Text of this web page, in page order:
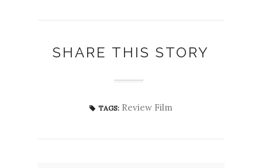
SHARE THIS STORY
TAGS: Review Film